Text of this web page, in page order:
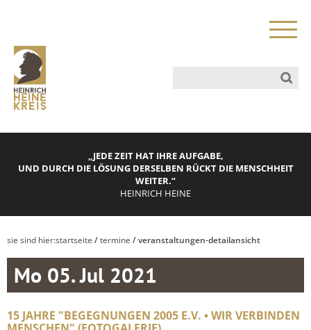
„JEDE ZEIT HAT IHRE AUFGABE,
UND DURCH DIE LÖSUNG DERSELBEN RÜCKT DIE MENSCHHEIT
WEITER.“
HEINRICH HEINE
sie sind hier:startseite /termine / veranstaltungen-detailansicht
Mo 05. Jul 2021
15 JAHRE "BEGEGNUNGEN 2005 E.V. • WIR VERBINDEN